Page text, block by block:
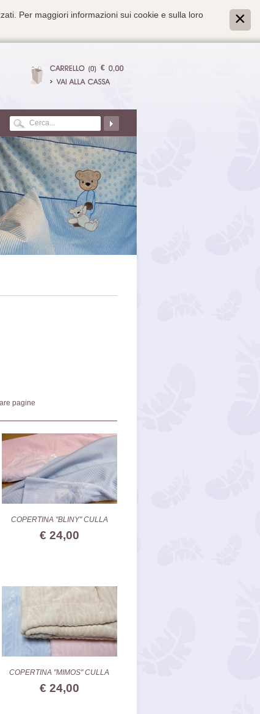
Per maggiori informazioni sui cookie e sulla loro
pagine
COPERTINA "BLINY" CULLA
€ 24,00
COPERTINA "MIMOS" CULLA
€ 24,00
€